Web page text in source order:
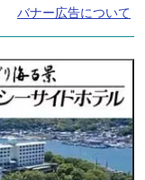
バナー広告について